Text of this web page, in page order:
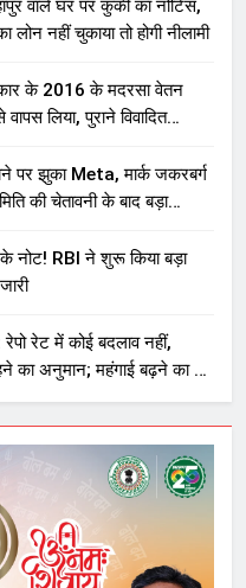
वाले घर पर कुर्की का नोटिस,
नहीं चुकाया तो होगी नीलामी
के 2016 के मदरसा वेतन
लिया, पुराने विवादित
पर झुका Meta, मार्क जकरबर्ग
की चेतावनी के बाद बड़ा
नोट! RBI ने शुरू किया बड़ा
रेट में कोई बदलाव नहीं,
का अनुमान; महंगाई बढ़ने का भी